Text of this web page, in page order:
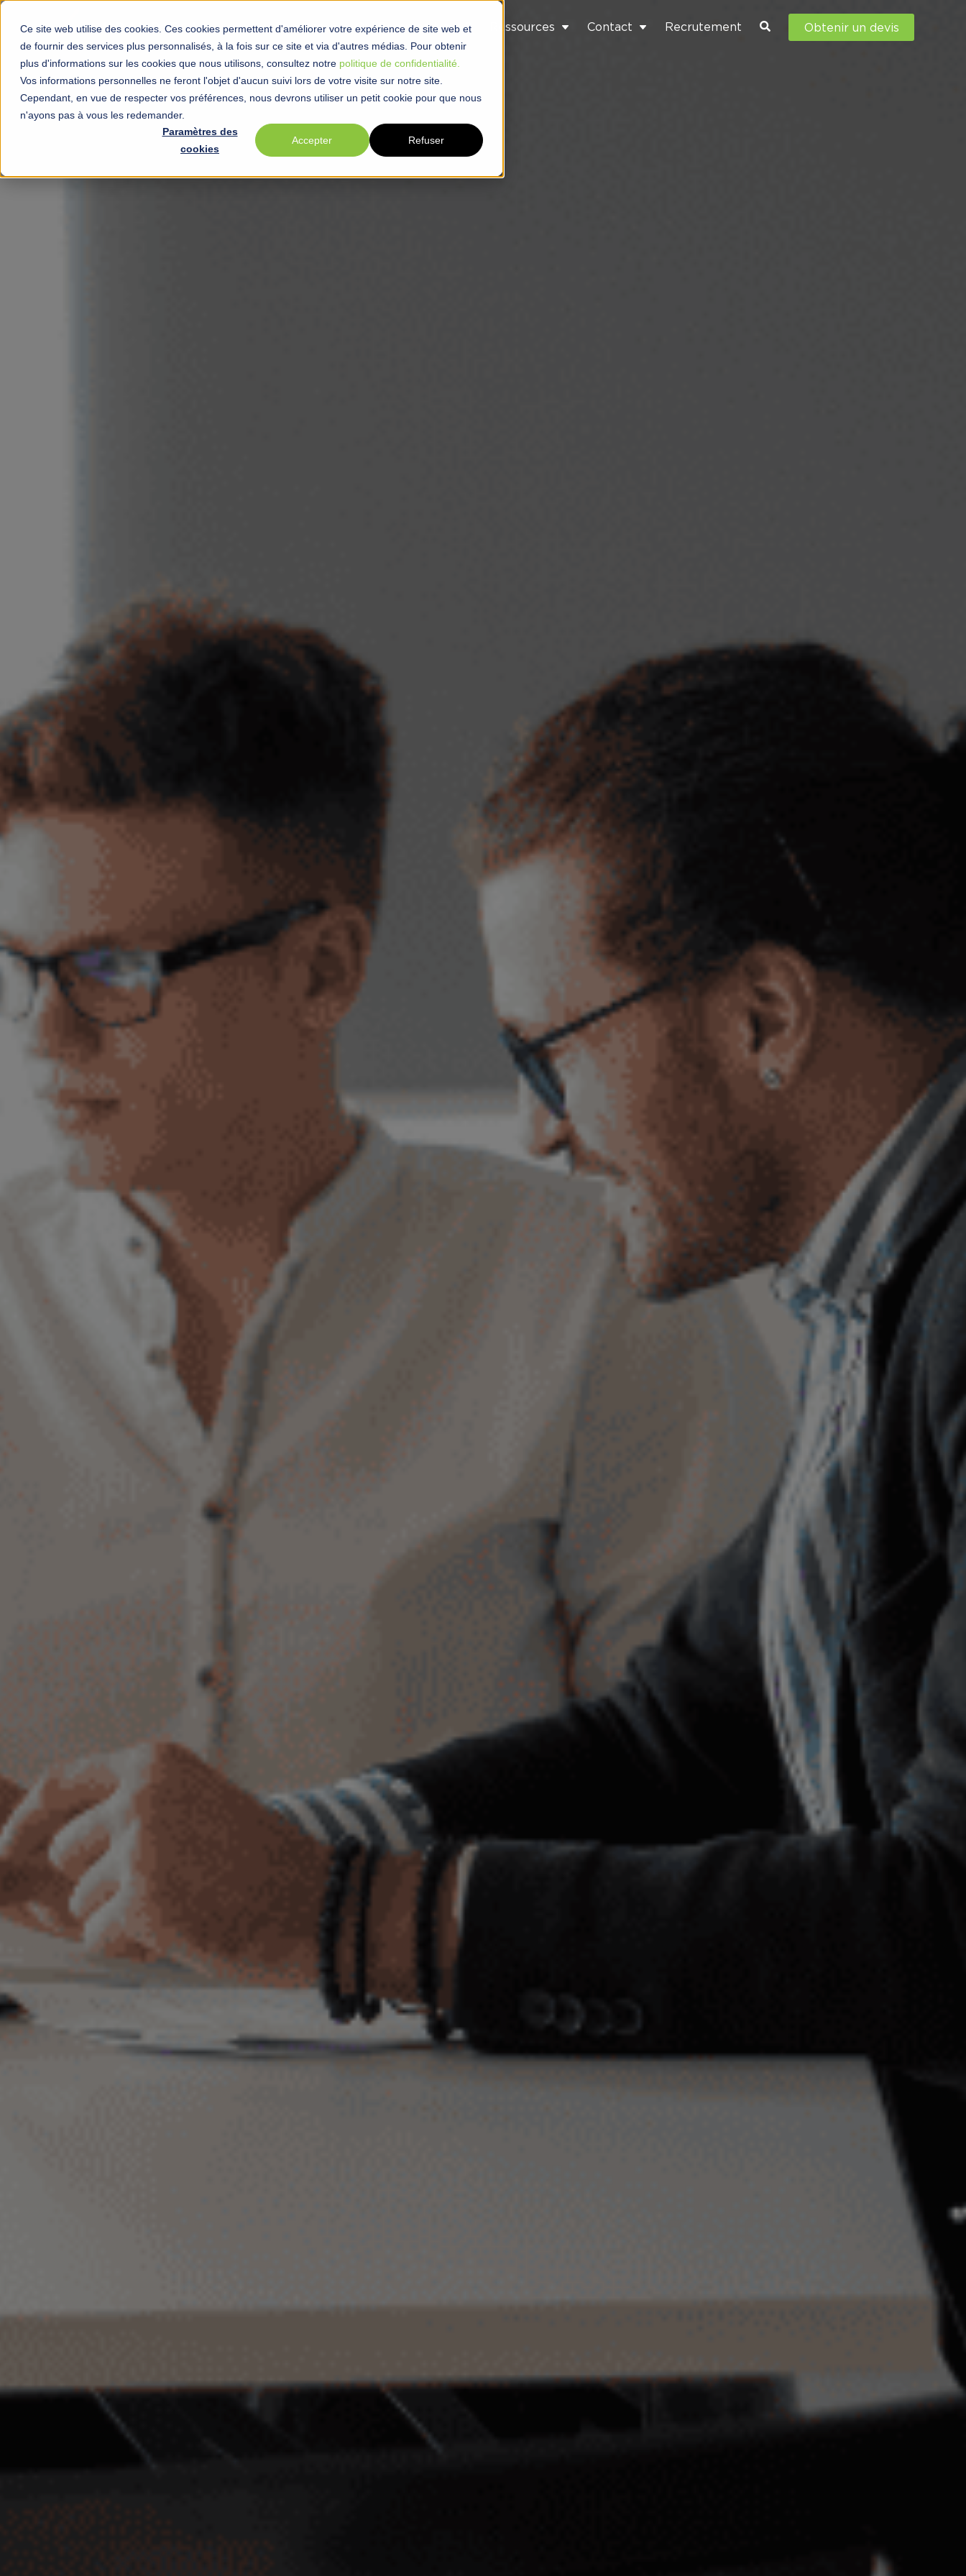
Ce site web utilise des cookies. Ces cookies permettent d'améliorer votre expérience de site web et
de fournir des services plus personnalisés, à la fois sur ce site et via d'autres médias. Pour obtenir
plus d'informations sur les cookies que nous utilisons, consultez notre politique de confidentialité.
Vos informations personnelles ne feront l'objet d'aucun suivi lors de votre visite sur notre site.
Cependant, en vue de respecter vos préférences, nous devrons utiliser un petit cookie pour que nous
n'ayons pas à vous les redemander.
Paramètres des
cookies
Accepter Refuser
Services Qui Sommes-Nous ? Ressources Contact Recrutement Obtenir un devis